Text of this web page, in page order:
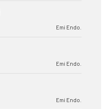
Emi Endo.
Emi Endo.
Emi Endo.